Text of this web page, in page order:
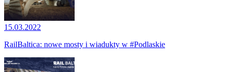
15.03.2022
RailBaltica: nowe mosty i wiadukty w #Podlaskie